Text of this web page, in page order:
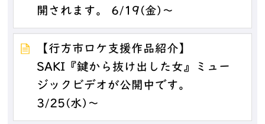
開されます。 6/19(金)～
【行方市ロケ支援作品紹介】
SAKI『鍵から抜け出した女』ミュー
ジックビデオが公開中です。
3/25(水)～